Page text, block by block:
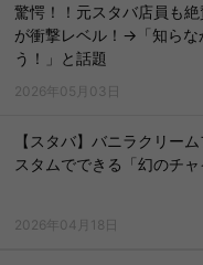
驚愕！！元スタバ店員も絶
が衝撃レベル！→「知ら
う！」と話題
2026年05月03日
【スタバ】バニラクリー
スタムでできる「幻のチャ
2026年04月18日